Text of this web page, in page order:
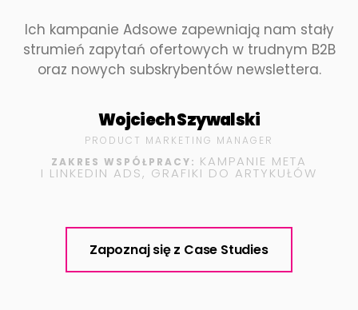
Ich kampanie Adsowe zapewniają nam stały
strumień zapytań ofertowych w trudnym B2B
oraz nowych subskrybentów newslettera.
Wojciech Szywalski
PRODUCT MARKETING MANAGER
ZAKRES WSPÓŁPRACY: KAMPANIE META
I LINKEDIN ADS, GRAFIKI DO ARTYKUŁÓW
Zapoznaj się z Case Studies